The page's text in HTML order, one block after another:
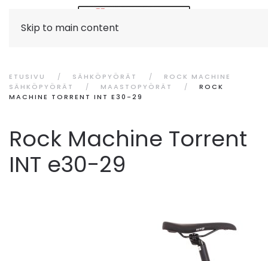
Skip to main content
ETUSIVU SÄHKÖPYÖRÄT
ROCK MACHINE
SÄHKÖPYÖRÄT
MAASTOPYÖRÄT
ROCK
MACHINE TORRENT INT E30-29
Rock Machine Torrent
INT e30-29